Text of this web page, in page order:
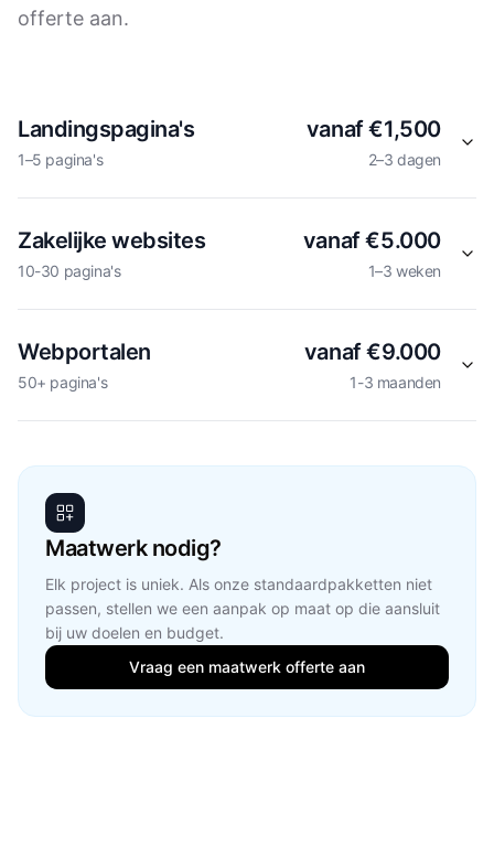
offerte aan.
Landingspagina's
1–5 pagina's
vanaf €1,500
2–3 dagen
Zakelijke websites
10-30 pagina's
vanaf €5.000
1–3 weken
Webportalen
50+ pagina's
vanaf €9.000
1-3 maanden
Maatwerk nodig?
Elk project is uniek. Als onze standaardpakketten niet
passen, stellen we een aanpak op maat op die aansluit
bij uw doelen en budget.
Vraag een maatwerk offerte aan